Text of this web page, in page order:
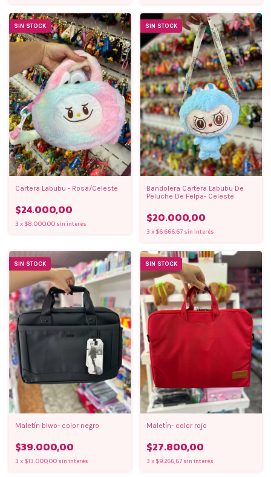
SIN STOCK
Cartera Labubu - Rosa/Celeste
$24.000,00
3 x $8.000,00 sin interés
SIN STOCK
Bandolera Cartera Labubu De
Peluche De Felpa- Celeste
$20.000,00
3 x $6.666,67 sin interés
SIN STOCK
Maletín blwo- color negro
$39.000,00
3 x $13.000,00 sin interés
SIN STOCK
Maletín- color rojo
$27.800,00
3 x $9.266,67 sin interés